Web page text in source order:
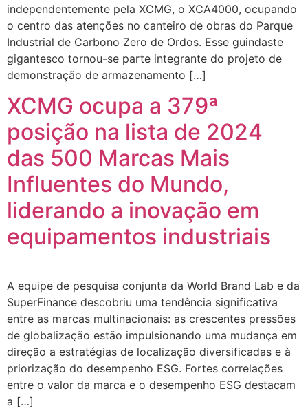
independentemente pela XCMG, o XCA4000, ocupando
o centro das atenções no canteiro de obras do Parque
Industrial de Carbono Zero de Ordos. Esse guindaste
gigantesco tornou-se parte integrante do projeto de
demonstração de armazenamento […]
XCMG ocupa a 379ª
posição na lista de 2024
das 500 Marcas Mais
Influentes do Mundo,
liderando a inovação em
equipamentos industriais
A equipe de pesquisa conjunta da World Brand Lab e da
SuperFinance descobriu uma tendência significativa
entre as marcas multinacionais: as crescentes pressões
de globalização estão impulsionando uma mudança em
direção a estratégias de localização diversificadas e à
priorização do desempenho ESG. Fortes correlações
entre o valor da marca e o desempenho ESG destacam
a […]